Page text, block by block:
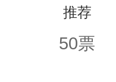
推荐
50票